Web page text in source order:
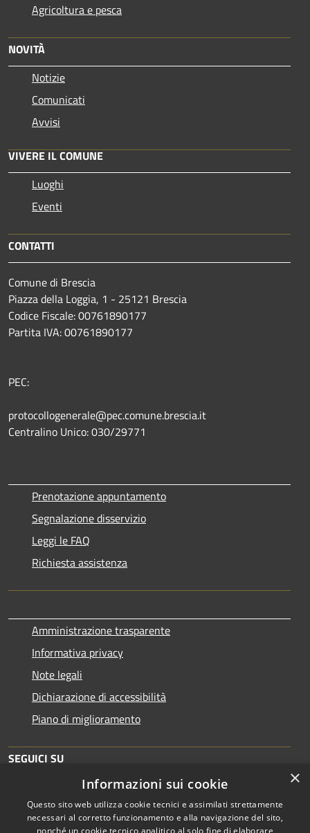
Agricoltura e pesca
NOVITÀ
Notizie
Comunicati
Avvisi
VIVERE IL COMUNE
Luoghi
Eventi
CONTATTI
Comune di Brescia
Piazza della Loggia, 1 - 25121 Brescia
Codice Fiscale: 00761890177
Partita IVA: 00761890177
PEC:
protocollogenerale@pec.comune.brescia.it
Centralino Unico: 030/29771
Prenotazione appuntamento
Segnalazione disservizio
Leggi le FAQ
Richiesta assistenza
Amministrazione trasparente
Informativa privacy
Note legali
Dichiarazione di accessibilità
Piano di miglioramento
SEGUICI SU
×
Informazioni sui cookie
Questo sito web utilizza cookie tecnici e assimilati strettamente
necessari al corretto funzionamento e alla navigazione del sito,
nonché un cookie tecnico analitico al solo fine di elaborare